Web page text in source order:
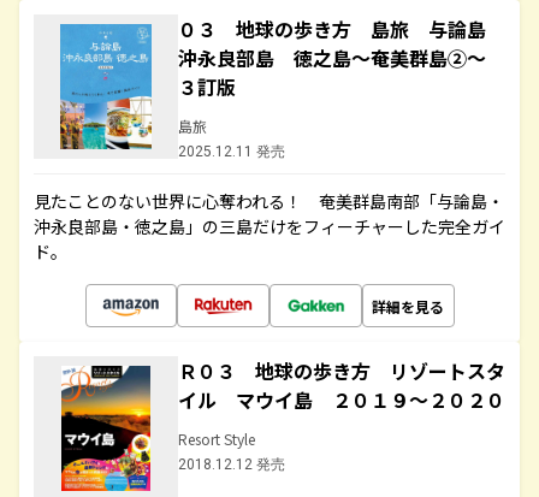
０３ 地球の歩き方 島旅 与論島
沖永良部島 徳之島～奄美群島②～
３訂版
島旅
2025.12.11 発売
見たことのない世界に心奪われる！ 奄美群島南部「与論島・
沖永良部島・徳之島」の三島だけをフィーチャーした完全ガイ
ド。
詳細を見る
Ｒ０３ 地球の歩き方 リゾートスタ
イル マウイ島 ２０１９～２０２０
Resort Style
2018.12.12 発売